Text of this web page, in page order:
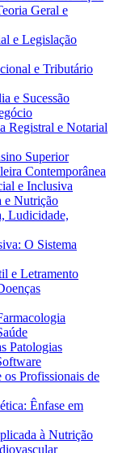
Geral e
e Legislação
e Tributário
e Sucessão
Registral e Notarial
Superior
Contemporânea
e Inclusiva
e Nutrição
Ludicidade,
O Sistema
e Letramento
Patologias
Profissionais de
Ênfase em
à Nutrição